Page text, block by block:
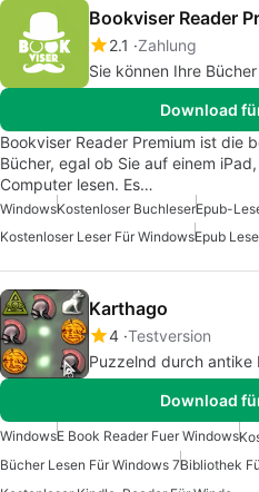
Bookviser Reader
2.1
Zahlung
Sie können Ihre
Download
Bookviser Reader Premium ist die
Bücher, egal ob Sie auf einem
Computer lesen. Es…
WindowsKostenloser BuchleserEpub-
Kostenloser Leser Für WindowsEpub
Karthago
4 Testversion
Puzzelnd durch antike
Download
WindowsE Book Reader Fuer Windows
Bücher Lesen Für Windows 7Bibliothek